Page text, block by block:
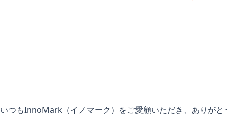
いつもInnoMark（イノマーク）をご愛顧いただき、ありがと